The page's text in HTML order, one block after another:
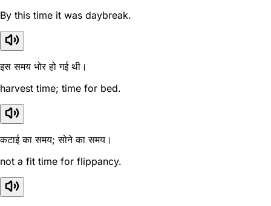
By this time it was daybreak.
इस समय भोर हो गई थी।
harvest time; time for bed.
कटाई का समय; सोने का समय।
not a fit time for flippancy.